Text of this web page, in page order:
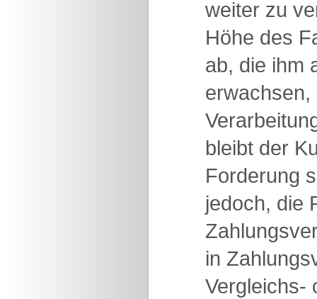
weiter zu
Höhe des
ab, die ihm
erwachsen,
bleibt der
Forderung
jedoch, die
in
Vergleichs-